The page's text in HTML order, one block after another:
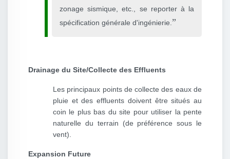
zonage sismique, etc., se reporter à la
spécification générale d'ingénierie.
Drainage du Site/Collecte des Effluents
Les principaux points de collecte des eaux de
pluie et des effluents doivent être situés au
coin le plus bas du site pour utiliser la pente
naturelle du terrain (de préférence sous le
vent).
Expansion Future